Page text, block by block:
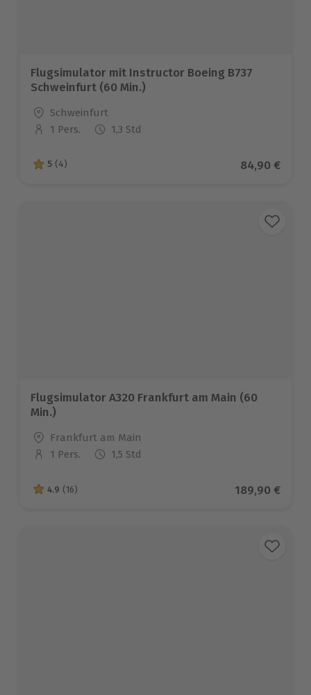
Flugsimulator mit Instructor Boeing B737
Schweinfurt (60 Min.)
Standort
Schweinfurt
Anzahl der Teilnehmer
1 Pers. 1,3 Std
5 von 5 Sternen basierend auf 4 Bewertungen
5 (4) Aktueller
84,90 €
Flugsimulator A320 Frankfurt am Main (60
Min.)
Standort
Frankfurt am Main
Anzahl der Teilnehmer
1 Pers. 1,5 Std
4.9 von 5 Sternen basierend auf 16 Bewertungen
4.9 (16) Aktueller
189,90 €